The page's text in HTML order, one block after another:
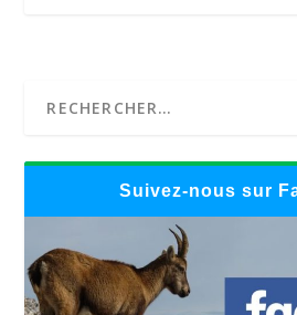
Suivez-nous sur